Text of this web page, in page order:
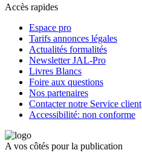
Accès rapides
Espace pro
Tarifs annonces légales
Actualités formalités
Newsletter JAL-Pro
Livres Blancs
Foire aux questions
Nos partenaires
Contacter notre Service client
Accessibilité: non conforme
A vos côtés pour la publication